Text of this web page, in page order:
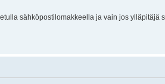
sähköpostilomakkeella ja vain jos